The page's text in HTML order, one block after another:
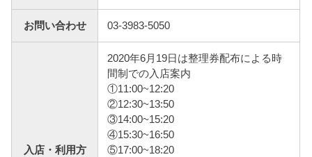
お問い合わせ 03-3983-5050
入店・利用方
2020年6月19日は整理券配布による時
間制での入店案内
①11:00~12:20
②12:30~13:50
③14:00~15:20
④15:30~16:50
⑤17:00~18:20